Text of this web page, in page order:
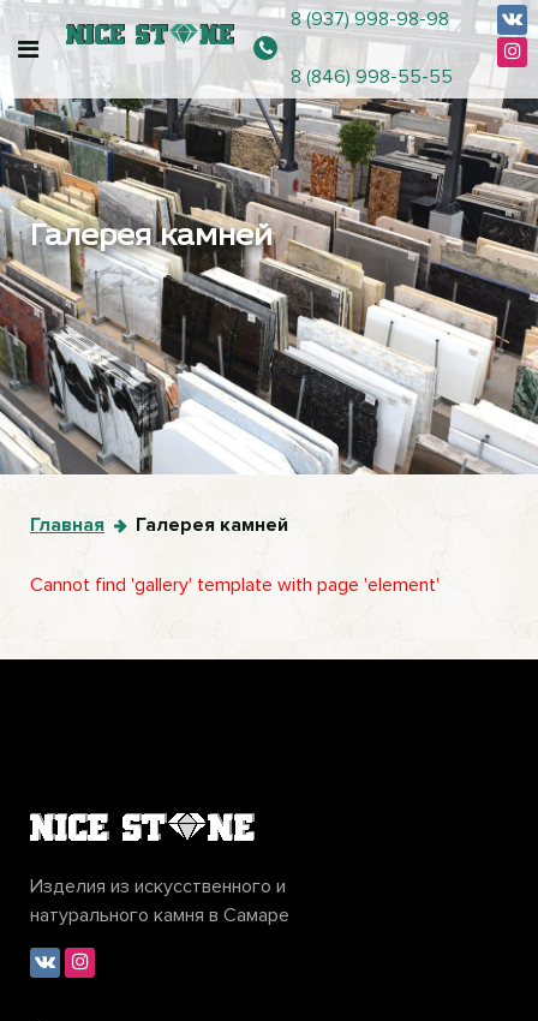
8 (937) 998-98-98
8 (846) 998-55-55
Галерея камней
Главная Галерея камней
Cannot find 'gallery' template with page 'element'
Изделия из искусственного и
натурального камня в Самаре